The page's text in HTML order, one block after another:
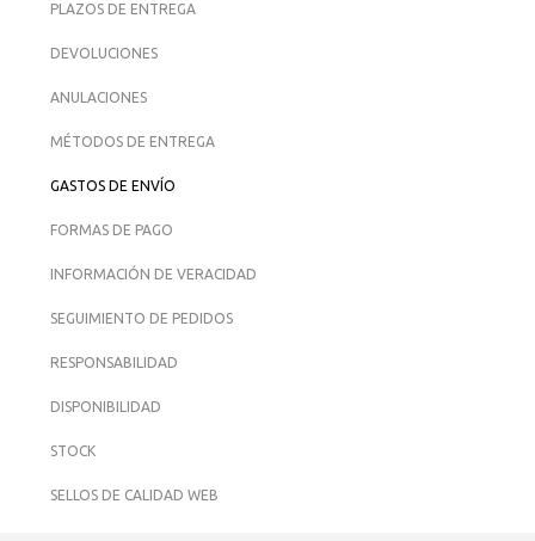
PLAZOS DE ENTREGA
DEVOLUCIONES
ANULACIONES
MÉTODOS DE ENTREGA
GASTOS DE ENVÍO
FORMAS DE PAGO
INFORMACIÓN DE VERACIDAD
SEGUIMIENTO DE PEDIDOS
RESPONSABILIDAD
DISPONIBILIDAD
STOCK
SELLOS DE CALIDAD WEB